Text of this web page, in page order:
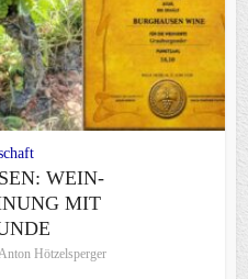
WEIN-
MIT
Hötzelsperger